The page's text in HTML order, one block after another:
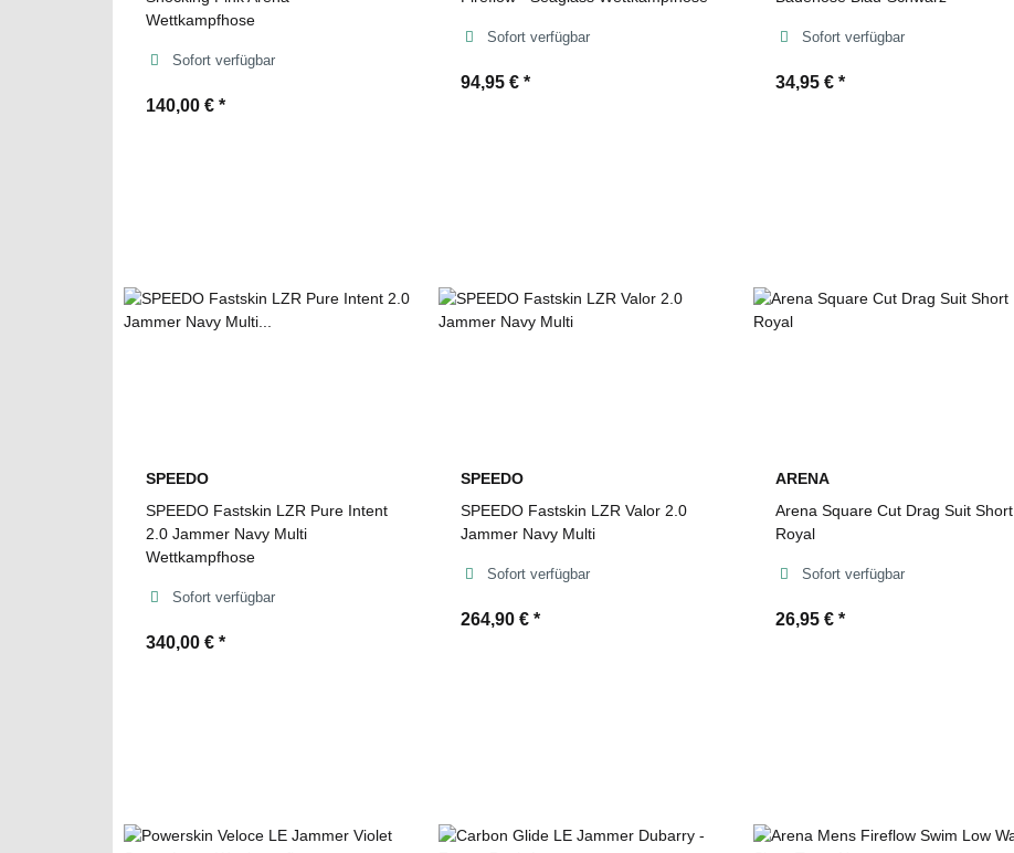
Wettkampfhose
Sofort verfügbar
140,00 € *
Sofort verfügbar
94,95 € *
Sofort verfügbar
34,95 € *
SPEEDO
SPEEDO Fastskin LZR Pure Intent
2.0 Jammer Navy Multi
Wettkampfhose
Sofort verfügbar
340,00 € *
SPEEDO
SPEEDO Fastskin LZR Valor 2.0
Jammer Navy Multi
Sofort verfügbar
264,90 € *
ARENA
Arena Square Cut Drag Suit Short
Royal
Sofort verfügbar
26,95 € *